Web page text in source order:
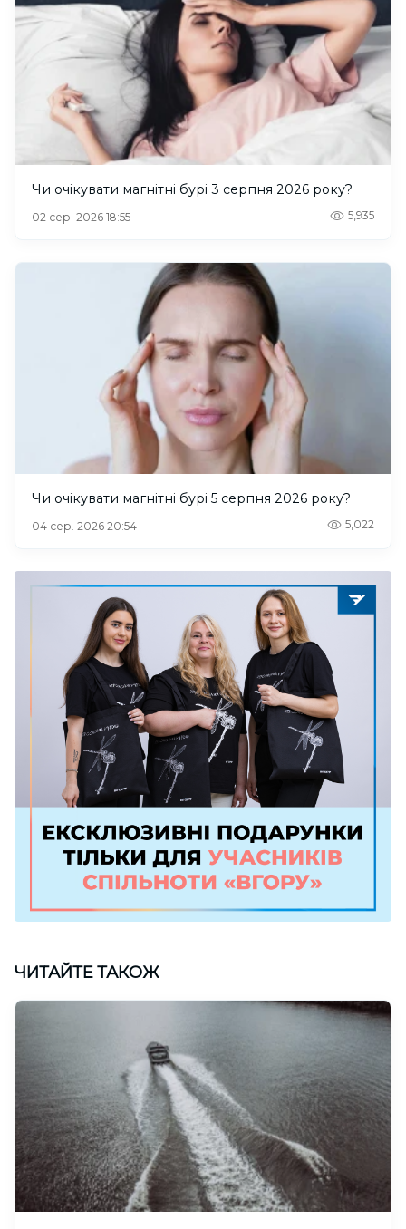
Чи очікувати магнітні бурі 3 серпня 2026 року?
02 сер. 2026 18:55 5,935
Чи очікувати магнітні бурі 5 серпня 2026 року?
04 сер. 2026 20:54 5,022
ЧИТАЙТЕ ТАКОЖ